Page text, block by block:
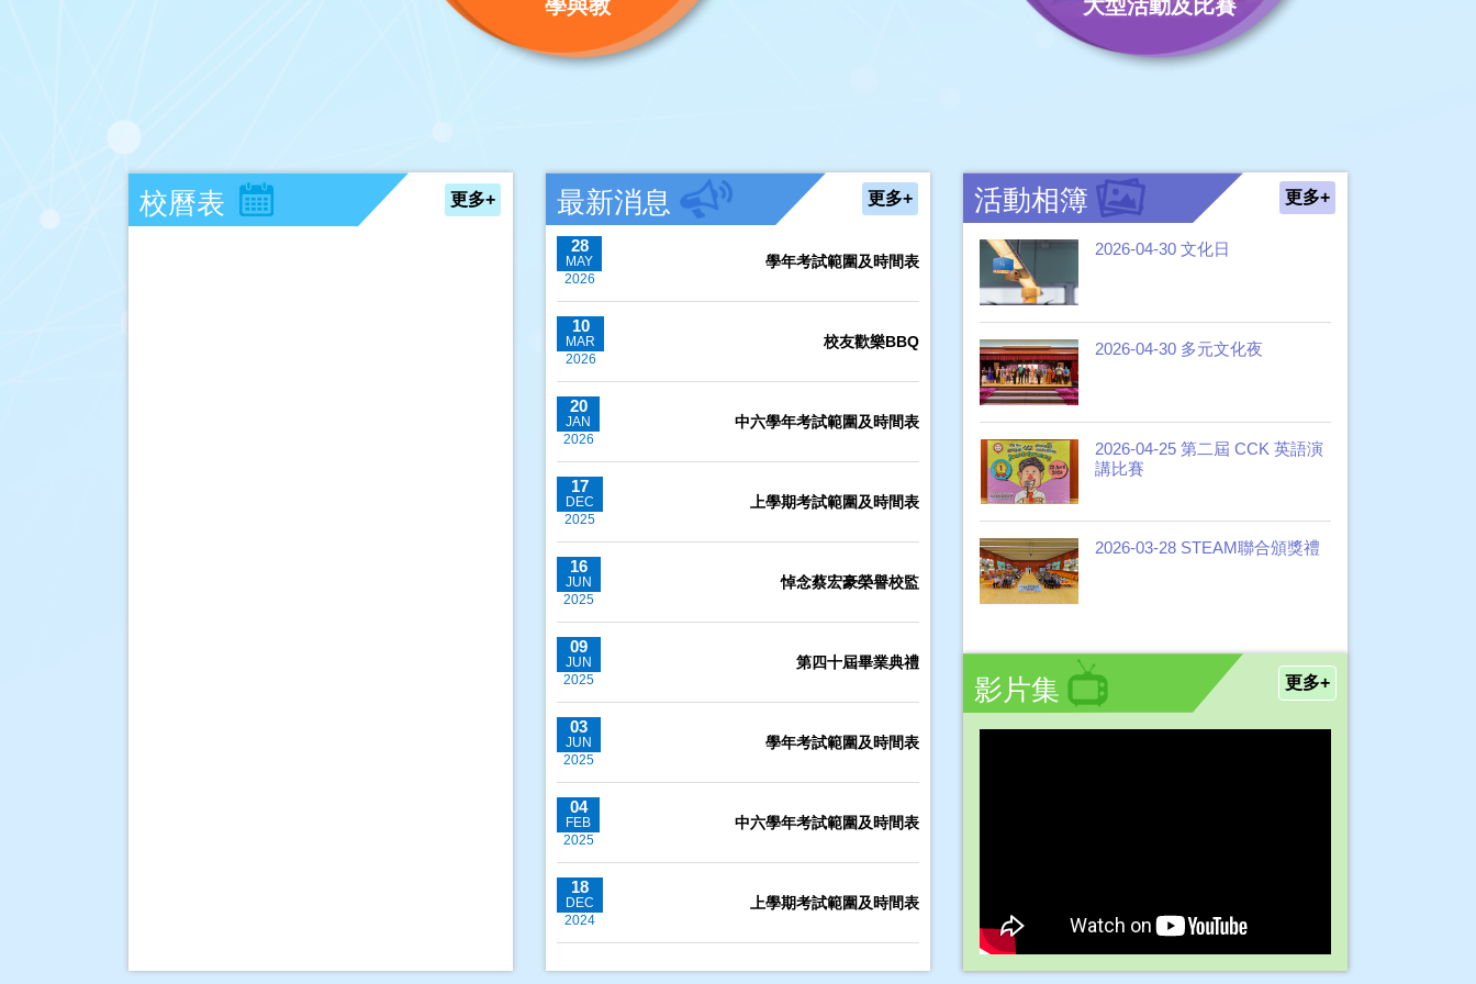
學與教 大型活動及比賽
校曆表 更多+ 最新消息 更多+
28
MAY
2026
學年考試範圍及時間表
10
MAR
2026
校友歡樂BBQ
20
JAN
2026
中六學年考試範圍及時間表
17
DEC
2025
上學期考試範圍及時間表
16
JUN
2025
悼念蔡宏豪榮譽校監
09
JUN
2025
第四十屆畢業典禮
03
JUN
2025
學年考試範圍及時間表
04
FEB
2025
中六學年考試範圍及時間表
18
DEC
2024
上學期考試範圍及時間表
活動相簿 更多+
2026-04-30 文化日
2026-04-30 多元文化夜
2026-04-25 第二屆 CCK 英語演
講比賽
2026-03-28 STEAM聯合頒獎禮
影片集 更多+